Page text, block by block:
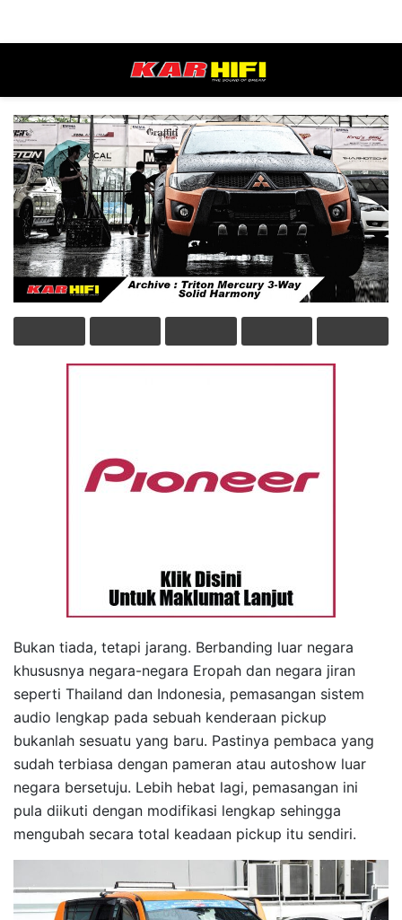
Bukan tiada, tetapi jarang. Berbanding luar negara
khususnya negara-negara Eropah dan negara jiran
seperti Thailand dan Indonesia, pemasangan sistem
audio lengkap pada sebuah kenderaan pickup
bukanlah sesuatu yang baru. Pastinya pembaca yang
sudah terbiasa dengan pameran atau autoshow luar
negara bersetuju. Lebih hebat lagi, pemasangan ini
pula diikuti dengan modifikasi lengkap sehingga
mengubah secara total keadaan pickup itu sendiri.